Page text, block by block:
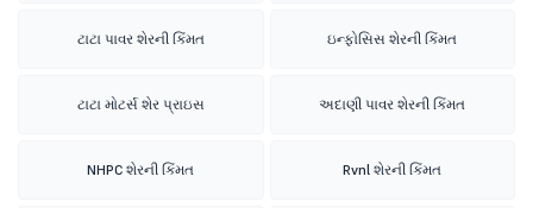
ટાટા પાવર શેરની કિંમત ઇન્ફોસિસ શેરની કિંમત
ટાટા મોટર્સ શેર પ્રાઇસ અદાણી પાવર શેરની કિંમત
NHPC શેરની કિંમત Rvnl શેરની કિંમત